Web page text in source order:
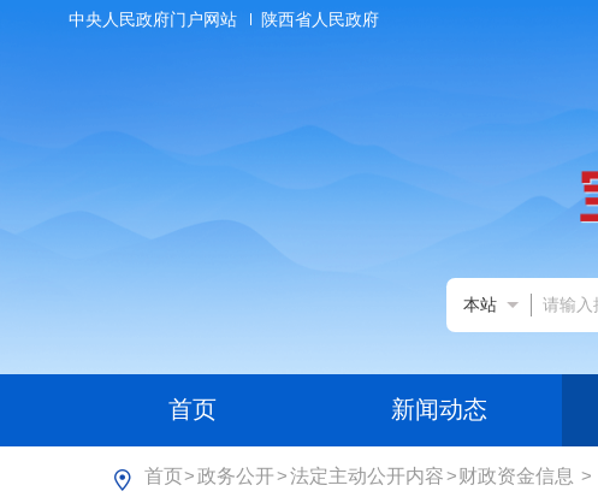
中央人民政府门户网站 陕西省人民政府
本站
首页 新闻动态
首页>政务公开>法定主动公开内容>财政资金信息 >